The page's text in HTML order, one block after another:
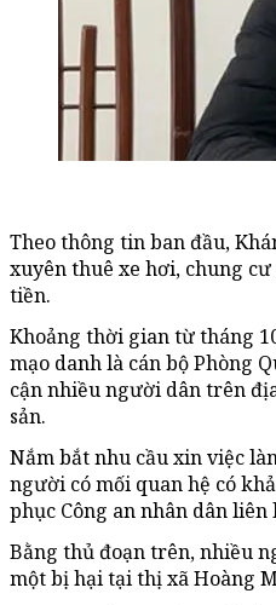
Theo thông tin ban đầu,
xuyên thuê xe hơi, chung
tiền.
Khoảng thời gian từ tháng
mạo danh là cán bộ Phòng
cận nhiều người dân trên
sản.
Nắm bắt nhu cầu xin việc
người có mối quan hệ có
phục Công an nhân dân
Bằng thủ đoạn trên, nhiều
một bị hại tại thị xã Hoàng